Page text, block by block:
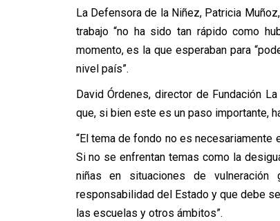
La Defensora de la Niñez, Patricia
trabajo “no ha sido tan rápido como
momento, es la que esperaban para
nivel país”.
David Órdenes, director de Fundación
que, si bien este es un paso importante,
“El tema de fondo no es necesariamente
Si no se enfrentan temas como la
niñas en situaciones de
responsabilidad del Estado y que debe
las escuelas y otros ámbitos”.